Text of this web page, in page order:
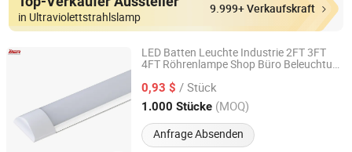
in Ultraviolettstrahlslamp
9.999+ Verkaufskraft
LED Batten Leuchte Industrie 2FT 3FT
4FT Röhrenlampe Shop Büro Beleuchtung
Linearlampen
0,93 $ / Stück
1.000 Stücke (MOQ)
Anfrage Absenden
Zhongshan Aier Lighting Technology Co., Ltd
Guangdong, China Seit 2024